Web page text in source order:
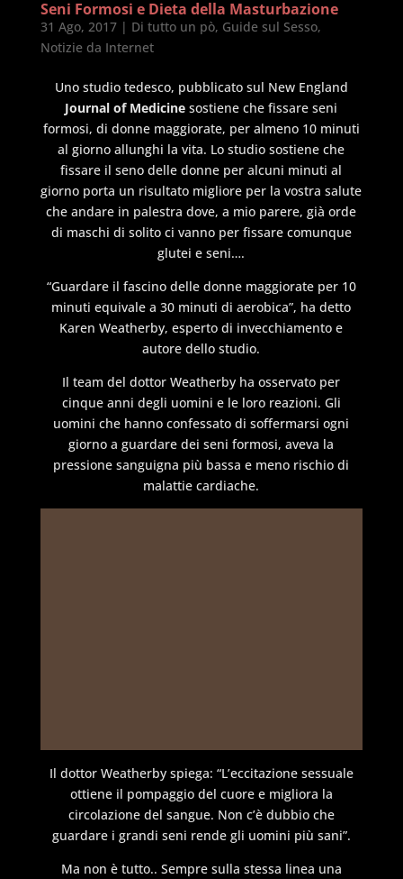
Seni Formosi e Dieta della Masturbazione
31 Ago, 2017| Di tutto un pò, Guide sul Sesso,
Notizie da Internet
Uno studio tedesco, pubblicato sul New England
Journal of Medicine sostiene che fissare seni
formosi, di donne maggiorate, per almeno 10 minuti
al giorno allunghi la vita. Lo studio sostiene che
fissare il seno delle donne per alcuni minuti al
giorno porta un risultato migliore per la vostra salute
che andare in palestra dove, a mio parere, già orde
di maschi di solito ci vanno per fissare comunque
glutei e seni….
“Guardare il fascino delle donne maggiorate per 10
minuti equivale a 30 minuti di aerobica”, ha detto
Karen Weatherby, esperto di invecchiamento e
autore dello studio.
Il team del dottor Weatherby ha osservato per
cinque anni degli uomini e le loro reazioni. Gli
uomini che hanno confessato di soffermarsi ogni
giorno a guardare dei seni formosi, aveva la
pressione sanguigna più bassa e meno rischio di
malattie cardiache.
Il dottor Weatherby spiega: “L’eccitazione sessuale
ottiene il pompaggio del cuore e migliora la
circolazione del sangue. Non c’è dubbio che
guardare i grandi seni rende gli uomini più sani”.
Ma non è tutto.. Sempre sulla stessa linea una